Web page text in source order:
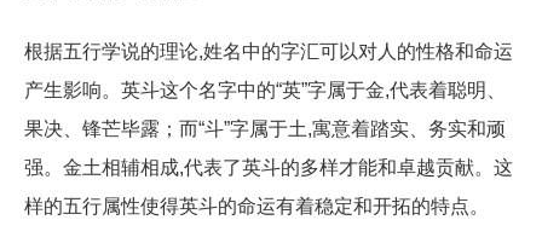
根据五行学说的理论,姓名中的字汇可以对人的性格和命运
产生影响。英斗这个名字中的“英”字属于金,代表着聪明、
果决、锋芒毕露；而“斗”字属于土,寓意着踏实、务实和顽
强。金土相辅相成,代表了英斗的多样才能和卓越贡献。这
样的五行属性使得英斗的命运有着稳定和开拓的特点。